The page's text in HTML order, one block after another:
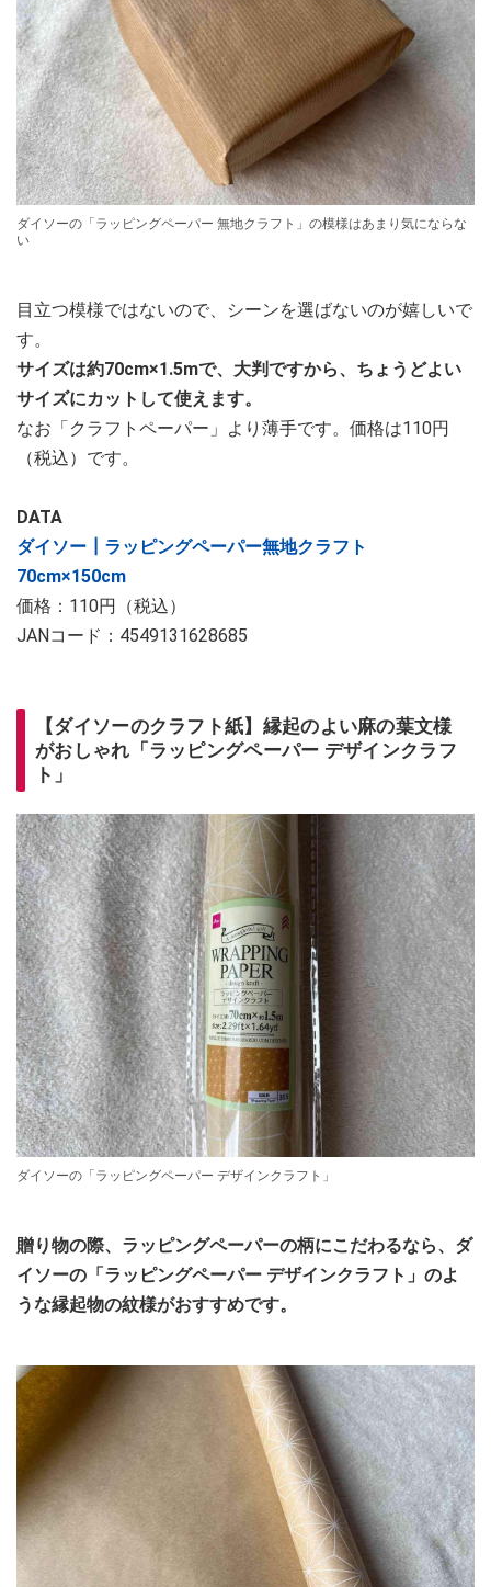
ダイソーの「ラッピングペーパー 無地クラフト」の模様はあまり気にならな
い
目立つ模様ではないので、シーンを選ばないのが嬉しいで
す。
サイズは約70cm×1.5mで、大判ですから、ちょうどよい
サイズにカットして使えます。
なお「クラフトペーパー」より薄手です。価格は110円
（税込）です。
DATA
ダイソー┃ラッピングペーパー無地クラフト
70cm×150cm
価格：110円（税込）
JANコード：4549131628685
【ダイソーのクラフト紙】縁起のよい麻の葉文様
がおしゃれ「ラッピングペーパー デザインクラフ
ト」
ダイソーの「ラッピングペーパー デザインクラフト」
贈り物の際、ラッピングペーパーの柄にこだわるなら、ダ
イソーの「ラッピングペーパー デザインクラフト」のよ
うな縁起物の紋様がおすすめです。